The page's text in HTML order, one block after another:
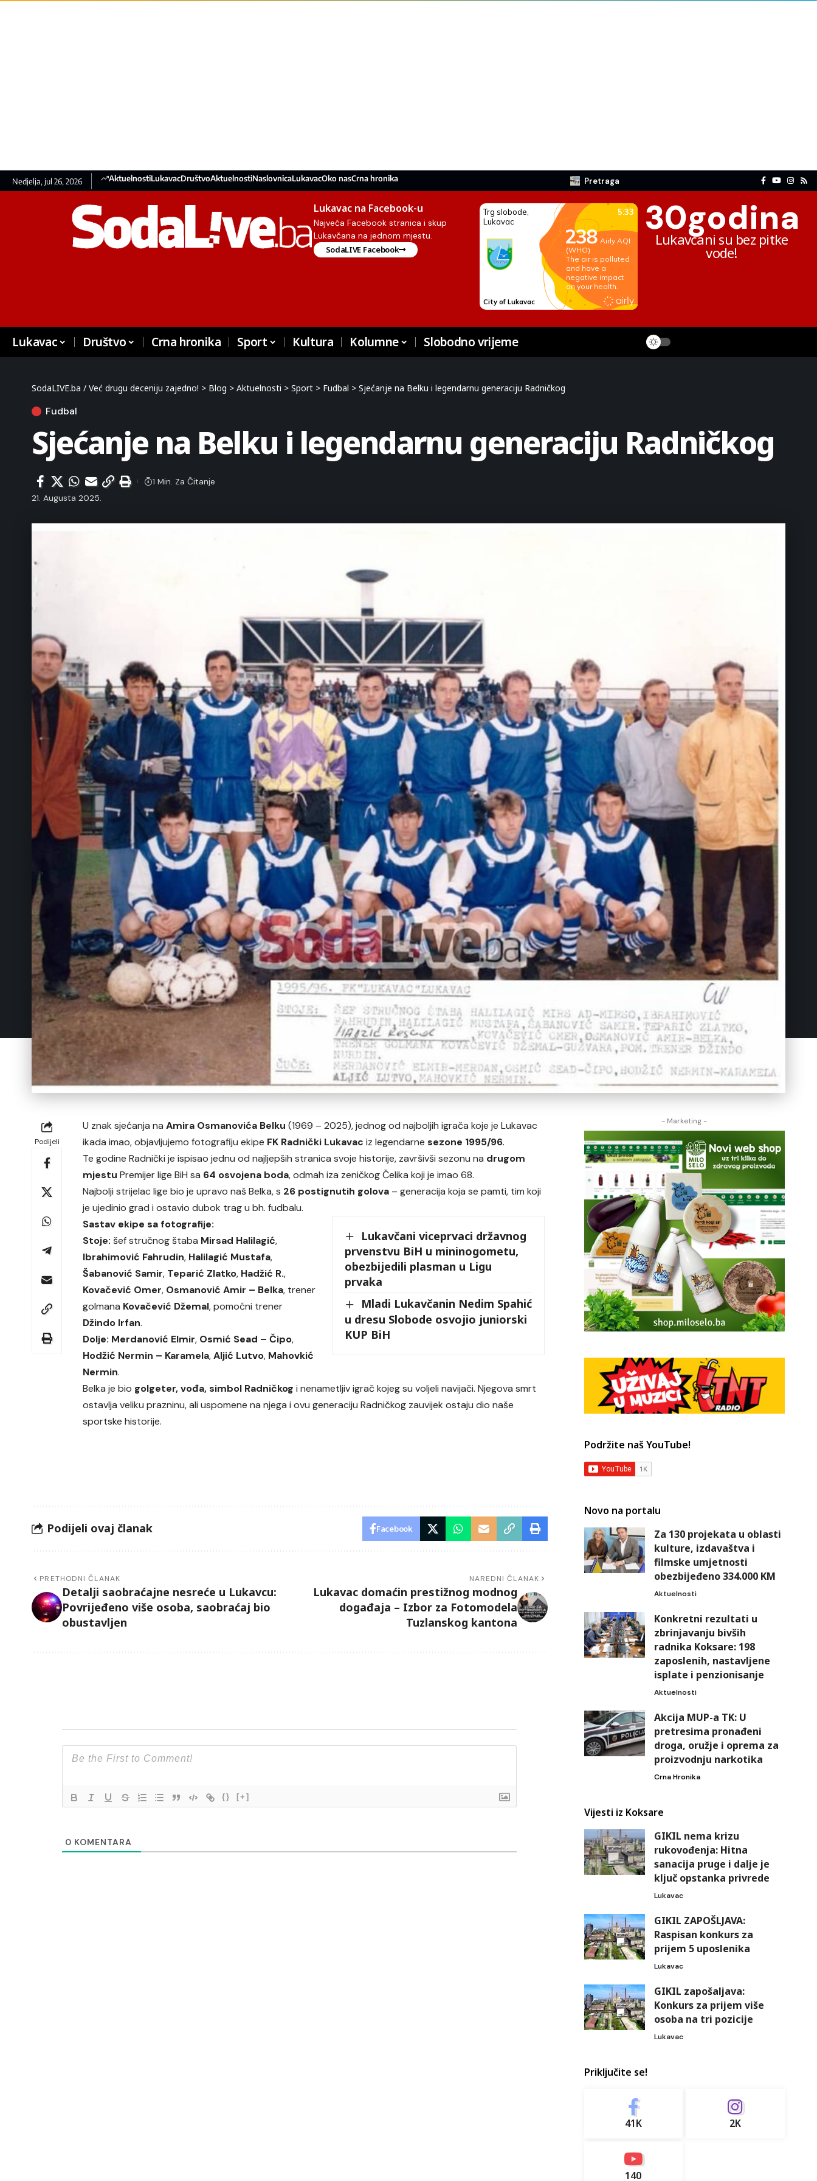
Nedjelja, jul 26, 2026 AktuelnostiLukavacDruštvoAktuelnostiNaslovnicaLukavacOko nasCrna hronika Pretraga
Lukavac na Facebook-u
Najveća Facebook stranica i skup
Lukavčana na jednom mjestu.
SodaLIVE Facebook
30godina
Lukavčani su bez pitke
vode!
Lukavac Društvo Crna hronika Sport Kultura Kolumne Slobodno vrijeme
SodaLIVE.ba / Već drugu deceniju zajedno! > Blog > Aktuelnosti > Sport > Fudbal > Sjećanje na Belku i legendarnu generaciju Radničkog
Fudbal
Sjećanje na Belku i legendarnu generaciju Radničkog
21. Augusta 2025.
1 Min. Za Čitanje
Podijeli
U znak sjećanja naAmira Osmanovića Belku (1969 – 2025), jednog od najboljih igrača koje je Lukavac
ikada imao, objavljujemo fotografiju ekipe FK Radnički Lukavac iz legendarnesezone 1995/96.
Te godine Radnički je ispisao jednu od najljepših stranica svoje historije, završivši sezonu na drugom
mjestu Premijer lige BiH sa 64 osvojena boda, odmah iza zeničkog Čelika koji je imao 68.
Najbolji strijelac lige bio je upravo naš Belka, s 26 postignutih golova – generacija koja se pamti, tim koji
je ujedinio grad i ostavio dubok trag u bh. fudbalu.
Lukavčani viceprvaci državnog
prvenstvu BiH u mininogometu,
obezbijedili plasman u Ligu
prvaka
Mladi Lukavčanin Nedim Spahić
u dresu Slobode osvojio juniorski
KUP BiH
Sastav ekipe sa fotografije:
Stoje: šef stručnog štaba Mirsad Halilagić,
Ibrahimović Fahrudin, Halilagić Mustafa,
Šabanović Samir, Teparić Zlatko, Hadžić R.,
Kovačević Omer, Osmanović Amir – Belka, trener
golmana Kovačević Džemal, pomoćni trener
Džindo Irfan.
Dolje: Merdanović Elmir, Osmić Sead – Čipo,
Hodžić Nermin – Karamela,Aljić Lutvo, Mahovkić
Nermin.
Belka je bio golgeter, vođa, simbol Radničkog i nenametljiv igrač kojeg su voljeli navijači. Njegova smrt
ostavlja veliku prazninu, ali uspomene na njega i ovu generaciju Radničkog zauvijek ostaju dio naše
sportske historije.
Podijeli ovaj članak Facebook
PRETHODNI ČLANAK
Detalji saobraćajne nesreće u Lukavcu:
Povrijeđeno više osoba, saobraćaj bio
obustavljen
NAREDNI ČLANAK
Lukavac domaćin prestižnog modnog
događaja – Izbor za Fotomodela
Tuzlanskog kantona
{} [+]
0 KOMENTARA
- Marketing -
Podržite naš YouTube!
Novo na portalu
Za 130 projekata u oblasti
kulture, izdavaštva i
filmske umjetnosti
obezbijeđeno 334.000 KM
Aktuelnosti
Konkretni rezultati u
zbrinjavanju bivših
radnika Koksare: 198
zaposlenih, nastavljene
isplate i penzionisanje
Aktuelnosti
Akcija MUP-a TK: U
pretresima pronađeni
droga, oružje i oprema za
proizvodnju narkotika
Crna Hronika
Vijesti iz Koksare
GIKIL nema krizu
rukovođenja: Hitna
sanacija pruge i dalje je
ključ opstanka privrede
Lukavac
GIKIL ZAPOŠLJAVA:
Raspisan konkurs za
prijem 5 uposlenika
Lukavac
GIKIL zapošaljava:
Konkurs za prijem više
osoba na tri pozicije
Lukavac
Priključite se!
41K 2K
140